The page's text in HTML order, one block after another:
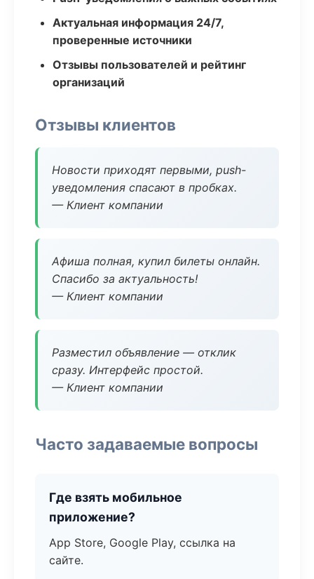
Актуальная информация 24/7,
проверенные источники
Отзывы пользователей и рейтинг
организаций
Отзывы клиентов
Новости приходят первыми, push-
уведомления спасают в пробках.
— Клиент компании
Афиша полная, купил билеты онлайн.
Спасибо за актуальность!
— Клиент компании
Разместил объявление — отклик
сразу. Интерфейс простой.
— Клиент компании
Часто задаваемые вопросы
Где взять мобильное
приложение?
App Store, Google Play, ссылка на
сайте.